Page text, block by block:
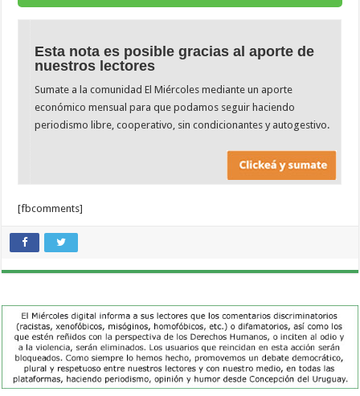
Esta nota es posible gracias al aporte de
nuestros lectores
Sumate a la comunidad El Miércoles mediante un aporte
económico mensual para que podamos seguir haciendo
periodismo libre, cooperativo, sin condicionantes y autogestivo.
[fbcomments]